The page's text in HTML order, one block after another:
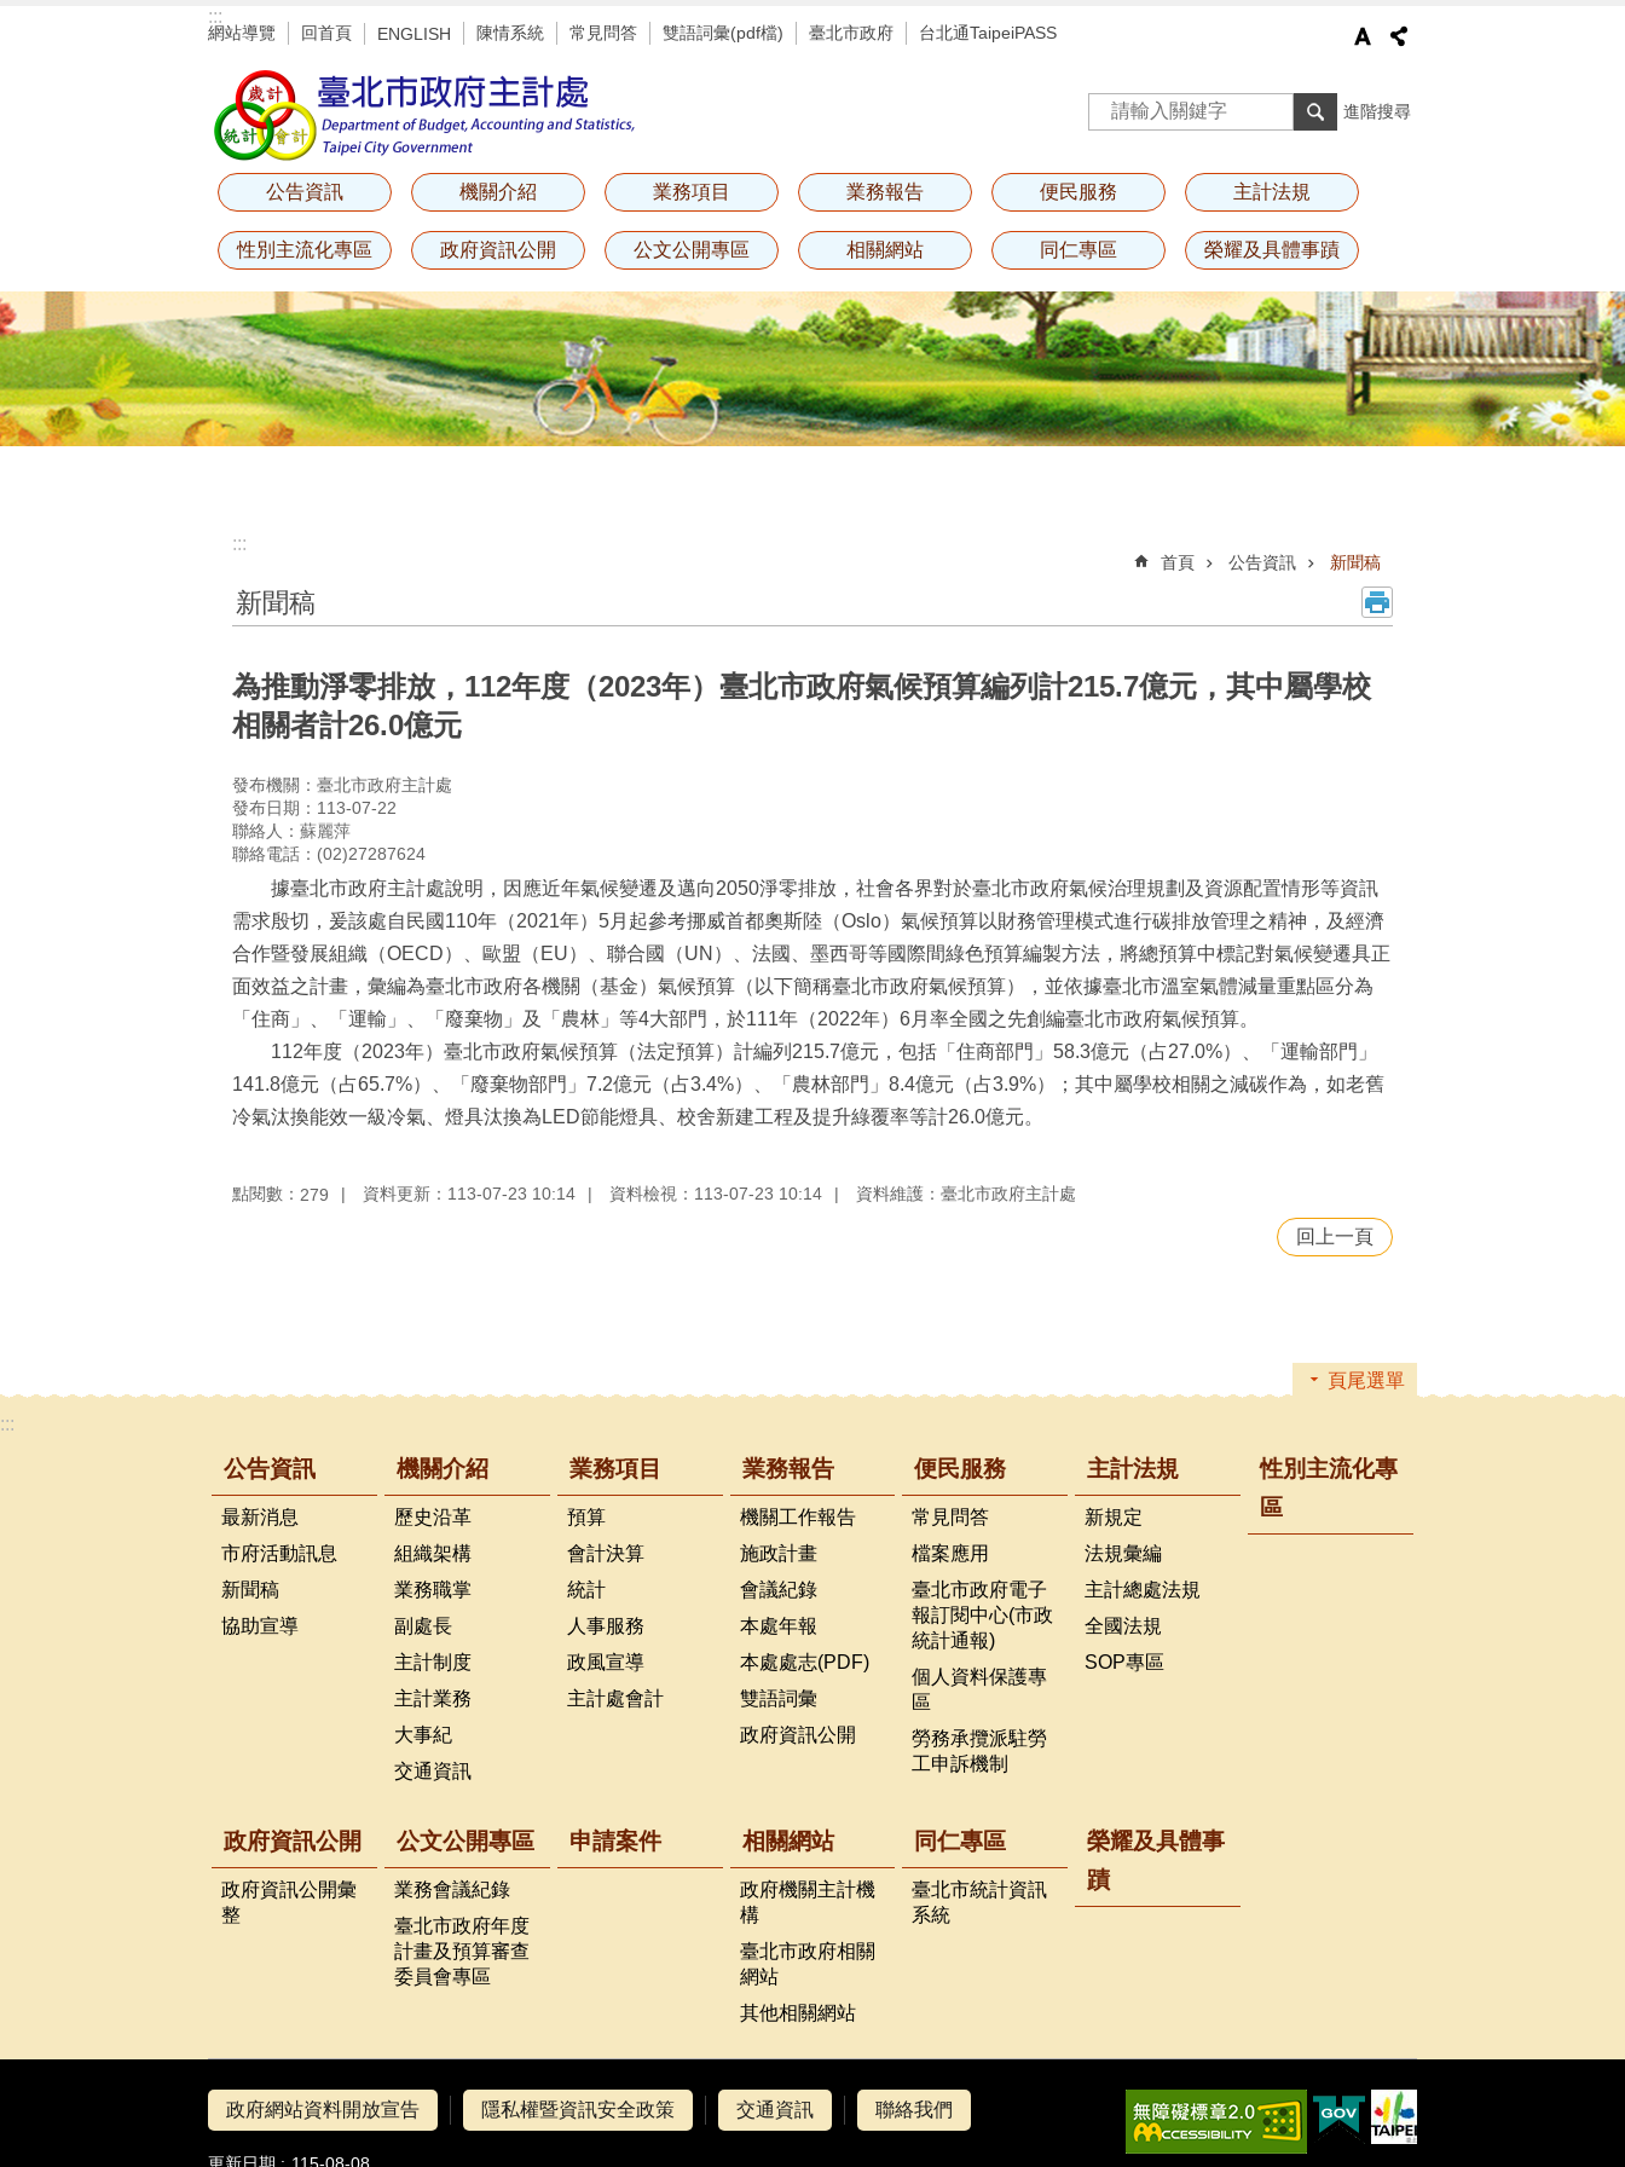
:::
網站導覽 回首頁 ENGLISH 陳情系統 常見問答 雙語詞彙(pdf檔) 臺北市政府 台北通TaipeiPASS
進階搜尋
公告資訊 機關介紹 業務項目 業務報告 便民服務 主計法規
性別主流化專區 政府資訊公開 公文公開專區 相關網站 同仁專區 榮耀及具體事蹟
:::
首頁 公告資訊 新聞稿
新聞稿
為推動淨零排放，112年度（2023年）臺北市政府氣候預算編列計215.7億元，其中屬學校
相關者計26.0億元
發布機關：臺北市政府主計處
發布日期：113-07-22
聯絡人：蘇麗萍
聯絡電話：(02)27287624
據臺北市政府主計處說明，因應近年氣候變遷及邁向2050淨零排放，社會各界對於臺北市政府氣候治理規劃及資源配置情形等資訊
需求殷切，爰該處自民國110年（2021年）5月起參考挪威首都奧斯陸（Oslo）氣候預算以財務管理模式進行碳排放管理之精神，及經濟
合作暨發展組織（OECD）、歐盟（EU）、聯合國（UN）、法國、墨西哥等國際間綠色預算編製方法，將總預算中標記對氣候變遷具正
面效益之計畫，彙編為臺北市政府各機關（基金）氣候預算（以下簡稱臺北市政府氣候預算），並依據臺北市溫室氣體減量重點區分為
「住商」、「運輸」、「廢棄物」及「農林」等4大部門，於111年（2022年）6月率全國之先創編臺北市政府氣候預算。
112年度（2023年）臺北市政府氣候預算（法定預算）計編列215.7億元，包括「住商部門」58.3億元（占27.0%）、「運輸部門」
141.8億元（占65.7%）、「廢棄物部門」7.2億元（占3.4%）、「農林部門」8.4億元（占3.9%）；其中屬學校相關之減碳作為，如老舊
冷氣汰換能效一級冷氣、燈具汰換為LED節能燈具、校舍新建工程及提升綠覆率等計26.0億元。
點閱數： 279 資料更新：113-07-23 10:14 資料檢視：113-07-23 10:14 資料維護：臺北市政府主計處
回上一頁
頁尾選單
:::
公告資訊
最新消息
市府活動訊息
新聞稿
協助宣導
機關介紹
歷史沿革
組織架構
業務職掌
副處長
主計制度
主計業務
大事紀
交通資訊
業務項目
預算
會計決算
統計
人事服務
政風宣導
主計處會計
業務報告
機關工作報告
施政計畫
會議紀錄
本處年報
本處處志(PDF)
雙語詞彙
政府資訊公開
便民服務
常見問答
檔案應用
臺北市政府電子
報訂閱中心(市政
統計通報)
個人資料保護專
區
勞務承攬派駐勞
工申訴機制
主計法規
新規定
法規彙編
主計總處法規
全國法規
SOP專區
性別主流化專
區
政府資訊公開
政府資訊公開彙
整
公文公開專區
業務會議紀錄
臺北市政府年度
計畫及預算審查
委員會專區
申請案件 相關網站
政府機關主計機
構
臺北市政府相關
網站
其他相關網站
同仁專區
臺北市統計資訊
系統
榮耀及具體事
蹟
政府網站資料開放宣告 隱私權暨資訊安全政策 交通資訊 聯絡我們
更新日期 115-08-08